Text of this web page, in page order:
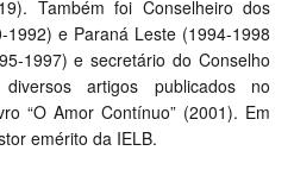
Também foi Conselheiro dos
e Paraná Leste (1994-1998
1997) e secretário do Conselho
artigos publicados no
“O Amor Contínuo” (2001). Em
emérito da IELB.